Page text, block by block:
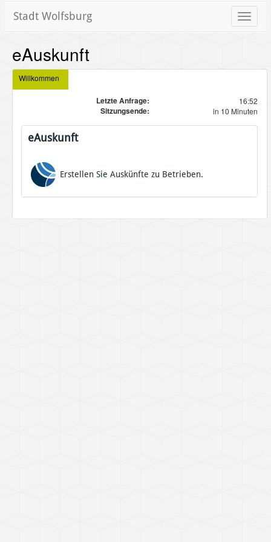
Toggle
Stadt Wolfsburg
eAuskunft
Willkommen
Letzte Anfrage: 16:52
Sitzungsende: in 10 Minuten
eAuskunft
Erstellen Sie Auskünfte zu Betrieben.